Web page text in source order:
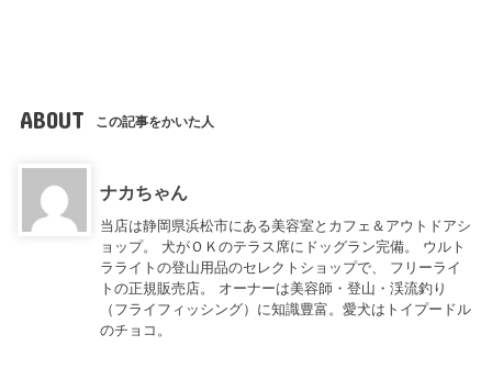
ABOUT この記事をかいた人
ナカちゃん
当店は静岡県浜松市にある美容室とカフェ＆アウトドアシ
ョップ。 犬がＯＫのテラス席にドッグラン完備。 ウルト
ラライトの登山用品のセレクトショップで、 フリーライ
トの正規販売店。 オーナーは美容師・登山・渓流釣り
（フライフィッシング）に知識豊富。愛犬はトイプードル
のチョコ。